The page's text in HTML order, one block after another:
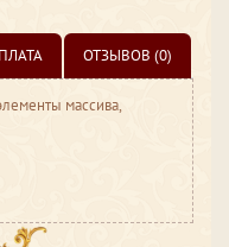
ОТЗЫВОВ (0)
массива,